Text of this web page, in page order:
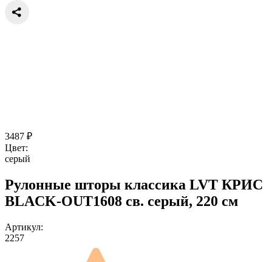
3487 ₽
Цвет:
серый
Рулонные шторы классика LVT КРИС
BLACK-OUT1608 св. серый, 220 см
Артикул:
2257